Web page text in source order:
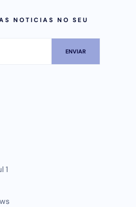
NOTICIAS NO SEU
1